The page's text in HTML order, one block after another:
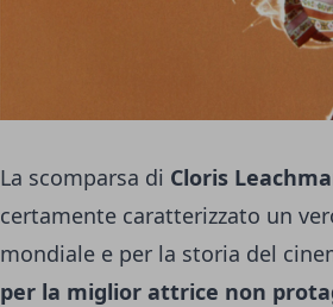
La scomparsa di Cloris
certamente caratterizzato un
mondiale e per la storia del
per la miglior attrice non